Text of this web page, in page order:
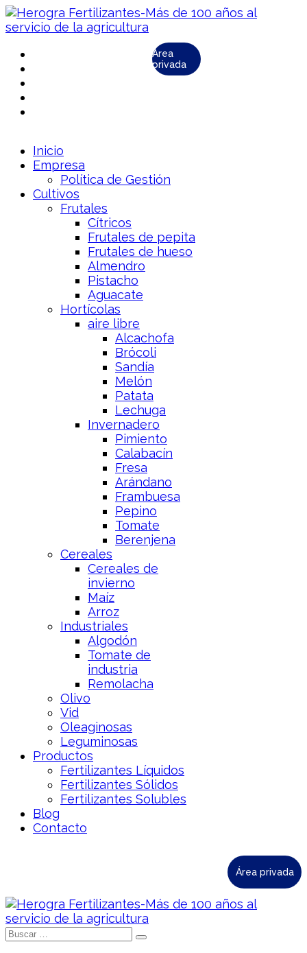
Área
privada
Inicio
Empresa
Política de Gestión
Cultivos
Frutales
Cítricos
Frutales de pepita
Frutales de hueso
Almendro
Pistacho
Aguacate
Hortícolas
aire libre
Alcachofa
Brócoli
Sandía
Melón
Patata
Lechuga
Invernadero
Pimiento
Calabacín
Fresa
Arándano
Frambuesa
Pepino
Tomate
Berenjena
Cereales
Cereales de
invierno
Maíz
Arroz
Industriales
Algodón
Tomate de
industria
Remolacha
Olivo
Vid
Oleaginosas
Leguminosas
Productos
Fertilizantes Líquidos
Fertilizantes Sólidos
Fertilizantes Solubles
Blog
Contacto
Área privada